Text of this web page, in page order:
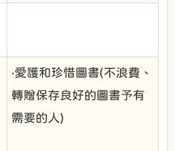
‧愛護和珍惜圖書(不浪費、
轉贈保存良好的圖書予有
需要的人)